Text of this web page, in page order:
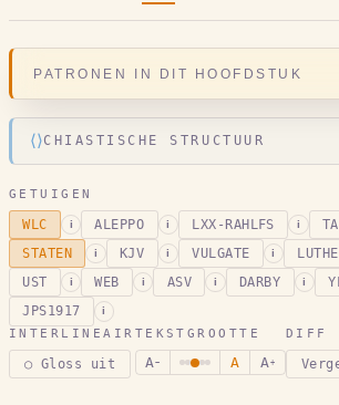
PATRONEN IN DIT HOOFDSTUK
⟨⟩CHIASTISCHE STRUCTUUR
GETUIGEN
WLC i ALEPPO i LXX-RAHLFS i
STATEN i KJV i VULGATE i
UST i WEB i ASV i DARBY i
JPS1917 i
INTERLINEAIR
○ Gloss uit
TEKSTGROOTTE
A− A A+
DIFF